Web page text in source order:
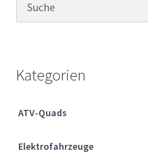
Sachs Ersatzteile
Über uns
Kategorien
ATV-Quads
Elektrofahrzeuge